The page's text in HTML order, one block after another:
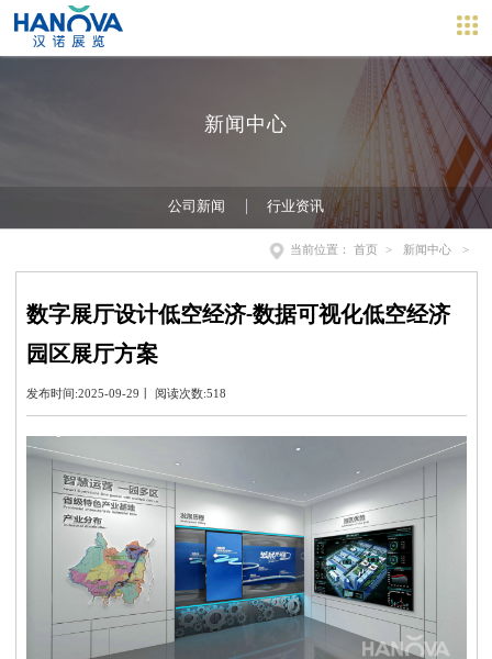
新闻中心
公司新闻 行业资讯
当前位置： 首页 > 新闻中心 >
数字展厅设计低空经济-数据可视化低空经济
园区展厅方案
发布时间:2025-09-29丨 阅读次数:518